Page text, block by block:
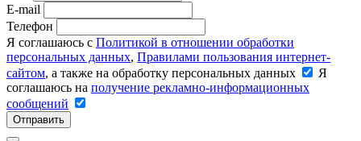
E-mail
Телефон
Я соглашаюсь с Политикой в отношении обработки
персональных данных, Правилами пользования интернет-
сайтом, а также на обработку персональных данных
Я
соглашаюсь на получение рекламно-информационных
сообщений
Отправить